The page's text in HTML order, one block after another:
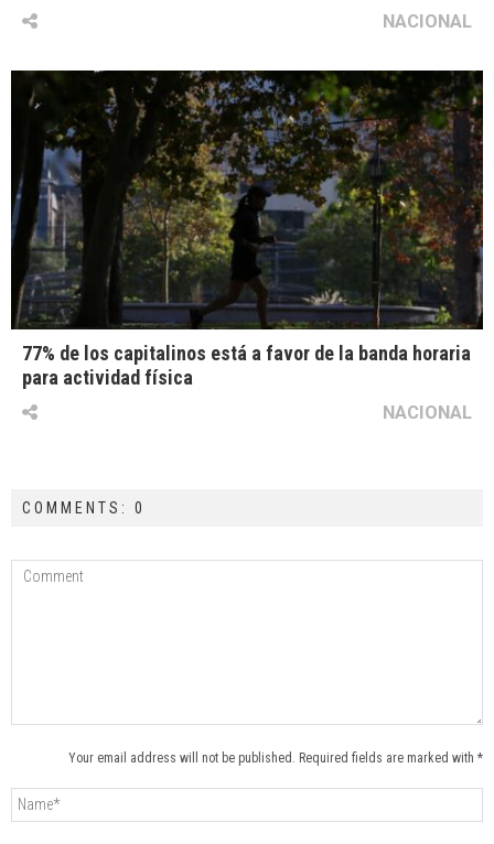
NACIONAL
77% de los capitalinos está a favor de la banda horaria
para actividad física
NACIONAL
COMMENTS: 0
Your email address will not be published. Required fields are marked with *